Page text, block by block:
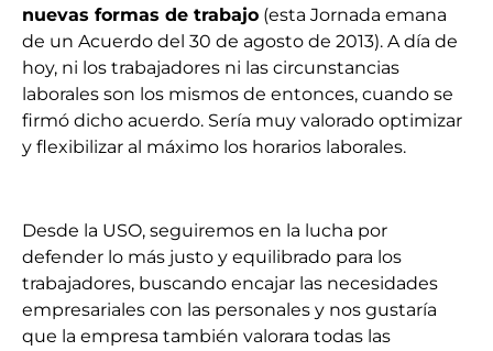
nuevas formas de trabajo (esta Jornada emana
de un Acuerdo del 30 de agosto de 2013). A día de
hoy, ni los trabajadores ni las circunstancias
laborales son los mismos de entonces, cuando se
firmó dicho acuerdo. Sería muy valorado optimizar
y flexibilizar al máximo los horarios laborales.
Desde la USO, seguiremos en la lucha por
defender lo más justo y equilibrado para los
trabajadores, buscando encajar las necesidades
empresariales con las personales y nos gustaría
que la empresa también valorara todas las